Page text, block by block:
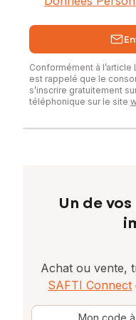
Conformément à
est rappelé que le
s’inscrire gratuitement
téléphonique sur le site
Un de
Achat ou vente,
SAFTI Connect